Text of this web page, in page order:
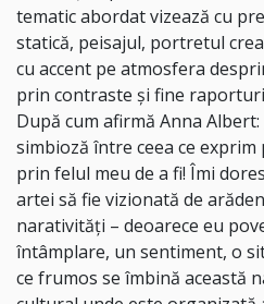
tematic abordat vizează cu
statică, peisajul, portretul
cu accent pe atmosfera
prin contraste și fine
După cum afirmă Anna
simbioză între ceea ce
prin felul meu de a fi! Îmi
artei să fie vizionată de
narativități – deoarece eu
întâmplare, un sentiment, o
ce frumos se îmbină această